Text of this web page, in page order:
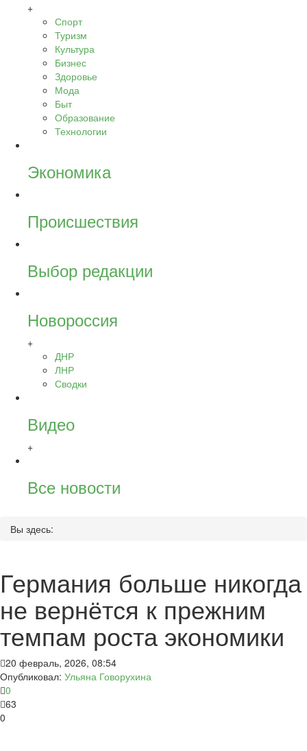
+
Спорт
Туризм
Культура
Бизнес
Здоровье
Мода
Быт
Образование
Технологии
Экономика
Происшествия
Выбор редакции
Новороссия
+
ДНР
ЛНР
Сводки
Видео
+
Все новости
Вы здесь:
Германия больше никогда
не вернётся к прежним
темпам роста экономики
20 февраль, 2026, 08:54
Опубликовал: Ульяна Говорухина
0
63
0